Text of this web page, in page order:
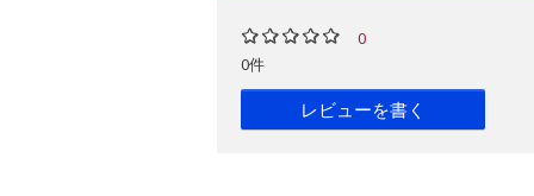
0
0件
レビューを書く